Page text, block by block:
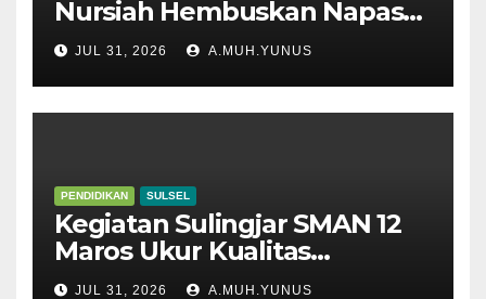
Nursiah Hembuskan Napas
Terakhir
JUL 31, 2026 A.MUH.YUNUS
PENDIDIKAN SULSEL
Kegiatan Sulingjar SMAN 12
Maros Ukur Kualitas
Pembelajaran
JUL 31, 2026 A.MUH.YUNUS